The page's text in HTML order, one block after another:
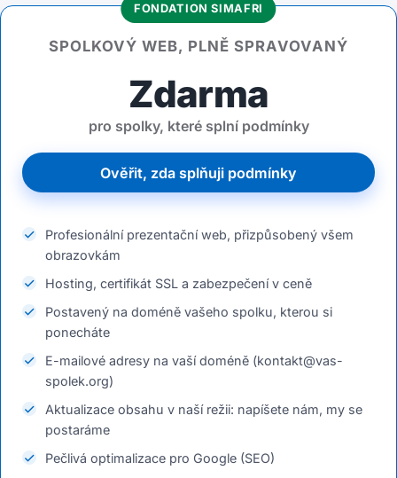
FONDATION SIMAFRI
SPOLKOVÝ WEB, PLNĚ SPRAVOVANÝ
Zdarma
pro spolky, které splní podmínky
Ověřit, zda splňuji podmínky
Profesionální prezentační web, přizpůsobený všem
obrazovkám
Hosting, certifikát SSL a zabezpečení v ceně
Postavený na doméně vašeho spolku, kterou si
ponecháte
E-mailové adresy na vaší doméně (kontakt@vas-
spolek.org)
Aktualizace obsahu v naší režii: napíšete nám, my se
postaráme
Pečlivá optimalizace pro Google (SEO)